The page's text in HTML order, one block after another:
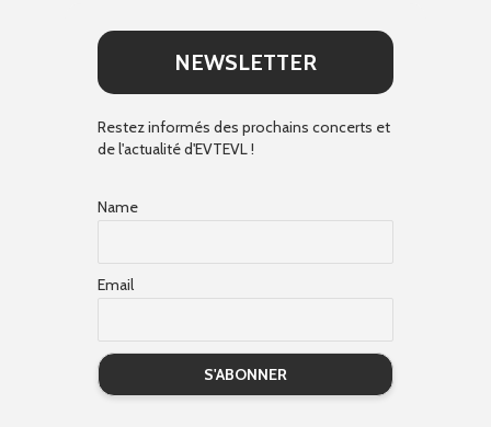
NEWSLETTER
Restez informés des prochains concerts et
de l'actualité d'EVTEVL !
Name
Email